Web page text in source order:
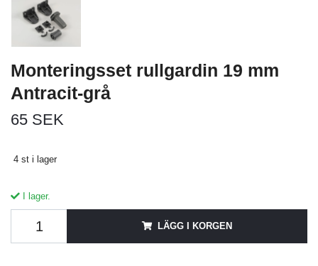
Monteringsset rullgardin 19 mm
Antracit-grå
65 SEK
4 st i lager
I lager.
LÄGG I KORGEN